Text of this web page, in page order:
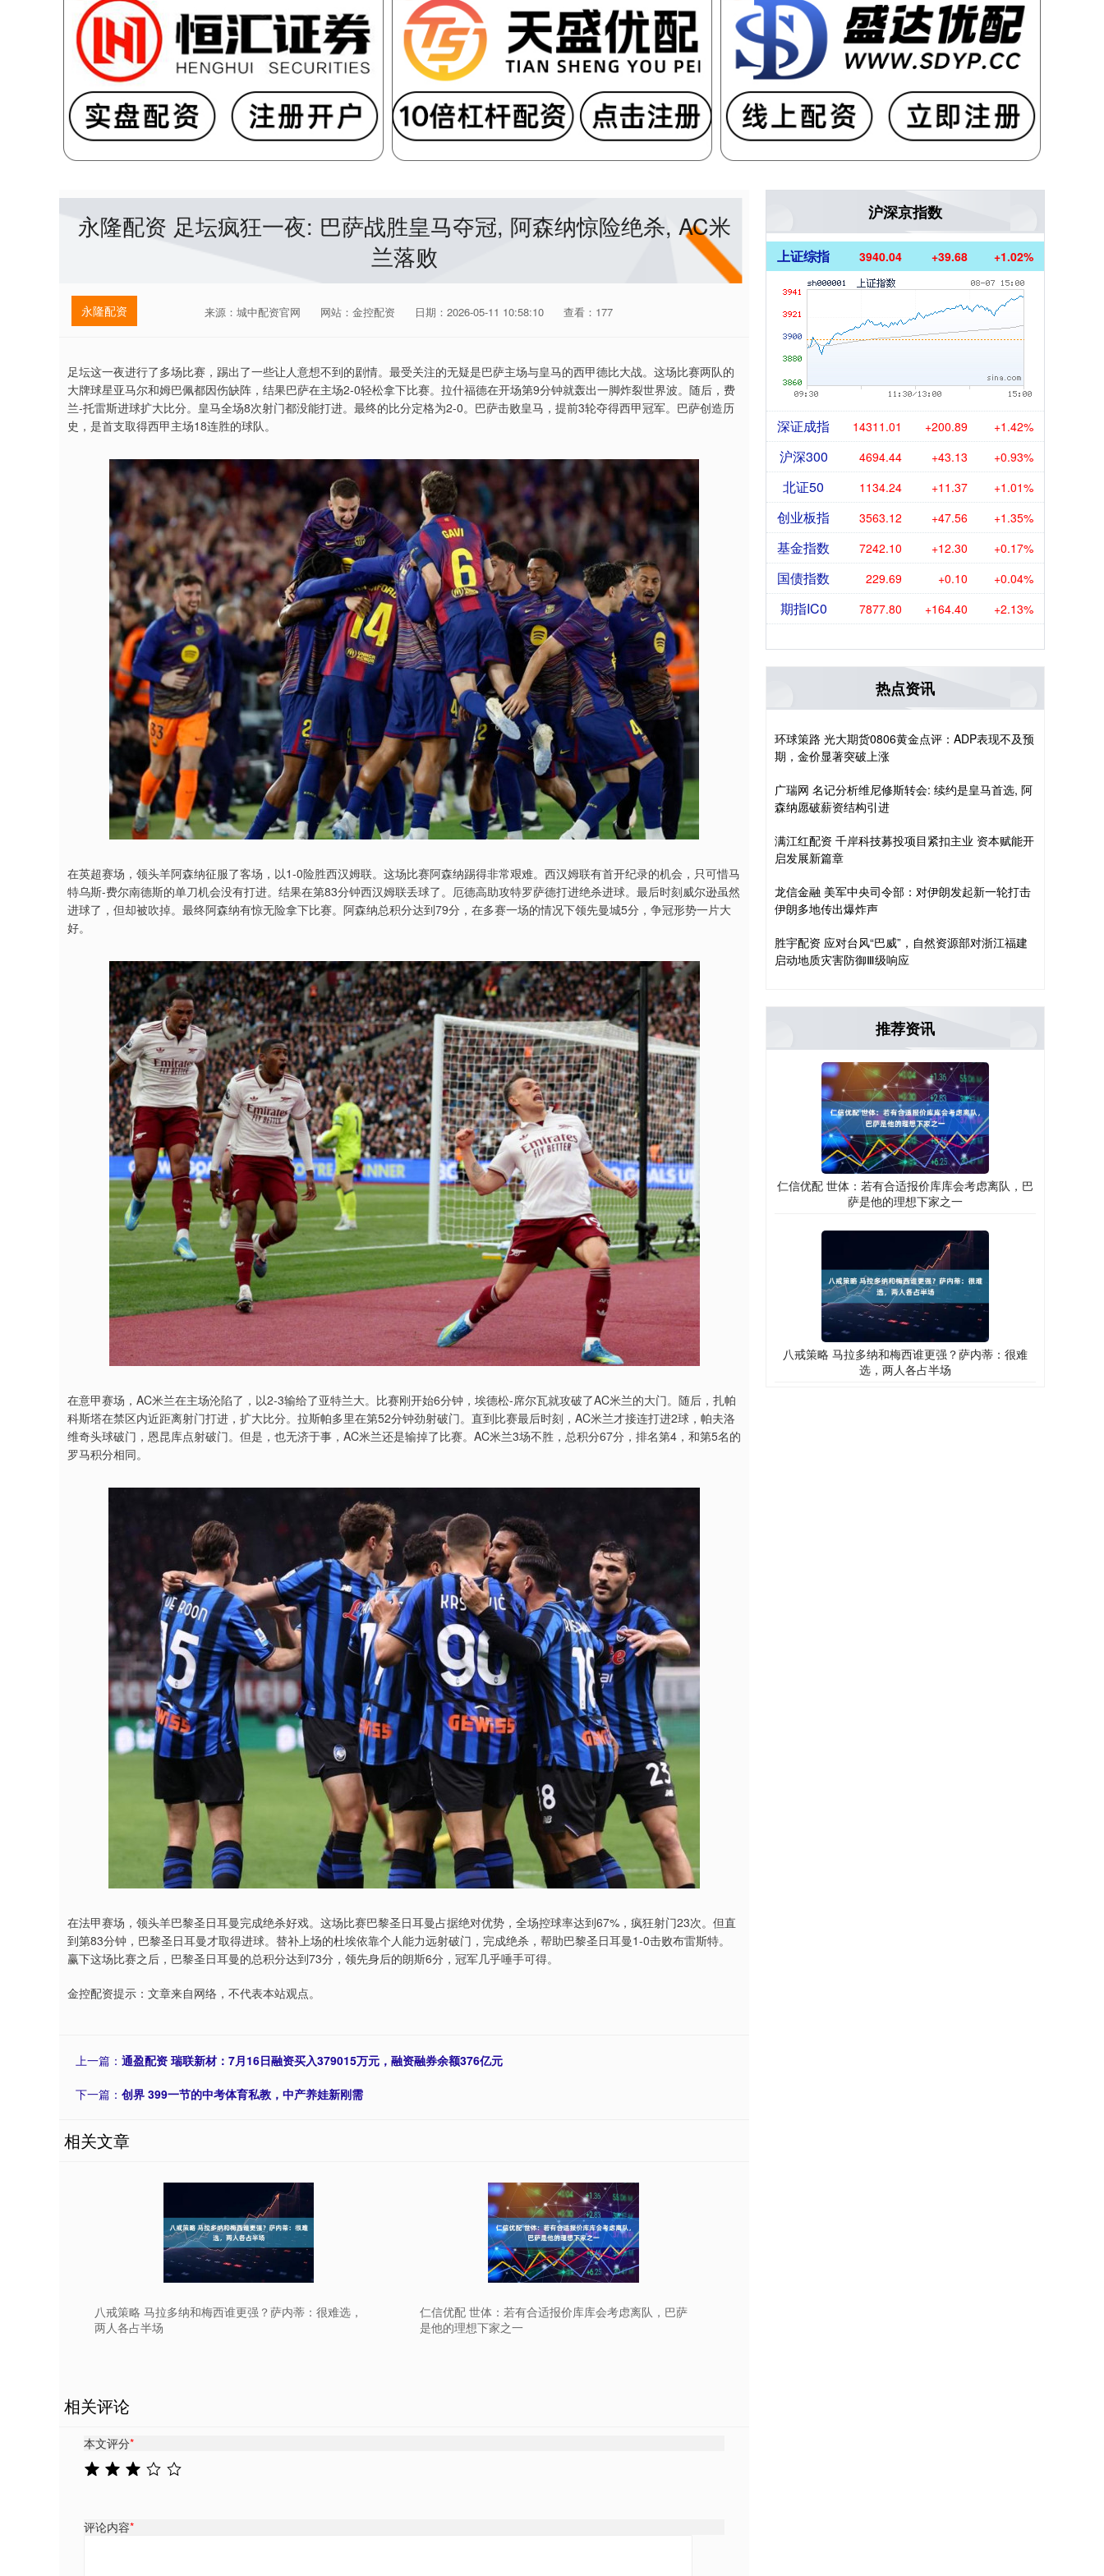
永隆配资 足坛疯狂一夜: 巴萨战胜皇马夺冠, 阿森纳惊险绝杀, AC米
兰落败
永隆配资 来源：城中配资官网 网站：金控配资 日期：2026-05-11 10:58:10 查看：177
足坛这一夜进行了多场比赛，踢出了一些让人意想不到的剧情。最受关注的无疑是巴萨主场与皇马的西甲德比大战。这场比赛两队的
大牌球星亚马尔和姆巴佩都因伤缺阵，结果巴萨在主场2-0轻松拿下比赛。拉什福德在开场第9分钟就轰出一脚炸裂世界波。随后，费
兰-托雷斯进球扩大比分。皇马全场8次射门都没能打进。最终的比分定格为2-0。巴萨击败皇马，提前3轮夺得西甲冠军。巴萨创造历
史，是首支取得西甲主场18连胜的球队。
在英超赛场，领头羊阿森纳征服了客场，以1-0险胜西汉姆联。这场比赛阿森纳踢得非常艰难。西汉姆联有首开纪录的机会，只可惜马
特乌斯-费尔南德斯的单刀机会没有打进。结果在第83分钟西汉姆联丢球了。厄德高助攻特罗萨德打进绝杀进球。最后时刻威尔逊虽然
进球了，但却被吹掉。最终阿森纳有惊无险拿下比赛。阿森纳总积分达到79分，在多赛一场的情况下领先曼城5分，争冠形势一片大
好。
在意甲赛场，AC米兰在主场沦陷了，以2-3输给了亚特兰大。比赛刚开始6分钟，埃德松-席尔瓦就攻破了AC米兰的大门。随后，扎帕
科斯塔在禁区内近距离射门打进，扩大比分。拉斯帕多里在第52分钟劲射破门。直到比赛最后时刻，AC米兰才接连打进2球，帕夫洛
维奇头球破门，恩昆库点射破门。但是，也无济于事，AC米兰还是输掉了比赛。AC米兰3场不胜，总积分67分，排名第4，和第5名的
罗马积分相同。
在法甲赛场，领头羊巴黎圣日耳曼完成绝杀好戏。这场比赛巴黎圣日耳曼占据绝对优势，全场控球率达到67%，疯狂射门23次。但直
到第83分钟，巴黎圣日耳曼才取得进球。替补上场的杜埃依靠个人能力远射破门，完成绝杀，帮助巴黎圣日耳曼1-0击败布雷斯特。
赢下这场比赛之后，巴黎圣日耳曼的总积分达到73分，领先身后的朗斯6分，冠军几乎唾手可得。
金控配资提示：文章来自网络，不代表本站观点。
上一篇： 通盈配资 瑞联新材：7月16日融资买入379015万元，融资融券余额376亿元
下一篇： 创界 399一节的中考体育私教，中产养娃新刚需
相关文章
八戒策略 马拉多纳和梅西谁更强？萨内蒂：很难选，
两人各占半场
仁信优配 世体：若有合适报价库库会考虑离队，巴萨
是他的理想下家之一
相关评论
本文评分*
评论内容*
沪深京指数
上证综指 3940.04 +39.68 +1.02%
深证成指 14311.01 +200.89 +1.42%
沪深300 4694.44 +43.13 +0.93%
北证50 1134.24 +11.37 +1.01%
创业板指 3563.12 +47.56 +1.35%
基金指数 7242.10 +12.30 +0.17%
国债指数 229.69 +0.10 +0.04%
期指IC0 7877.80 +164.40 +2.13%
热点资讯
环球策路 光大期货0806黄金点评：ADP表现不及预
期，金价显著突破上涨
广瑞网 名记分析维尼修斯转会: 续约是皇马首选, 阿
森纳愿破薪资结构引进
满江红配资 千岸科技募投项目紧扣主业 资本赋能开
启发展新篇章
龙信金融 美军中央司令部：对伊朗发起新一轮打击
伊朗多地传出爆炸声
胜宇配资 应对台风“巴威”，自然资源部对浙江福建
启动地质灾害防御Ⅲ级响应
推荐资讯
仁信优配 世体：若有合适报价库库会考虑离队，巴
萨是他的理想下家之一
八戒策略 马拉多纳和梅西谁更强？萨内蒂：很难
选，两人各占半场